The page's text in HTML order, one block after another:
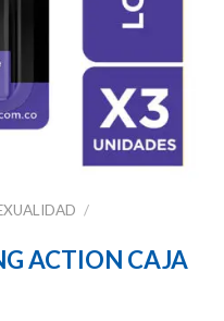
/
ACTION CAJA